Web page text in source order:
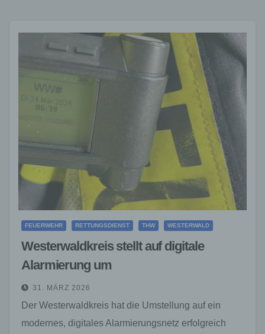
FEUERWEHR RETTUNGSDIENST THW WESTERWALD
Westerwaldkreis stellt auf digitale
Alarmierung um
31. MÄRZ 2026
Der Westerwaldkreis hat die Umstellung auf ein
modernes, digitales Alarmierungsnetz erfolgreich